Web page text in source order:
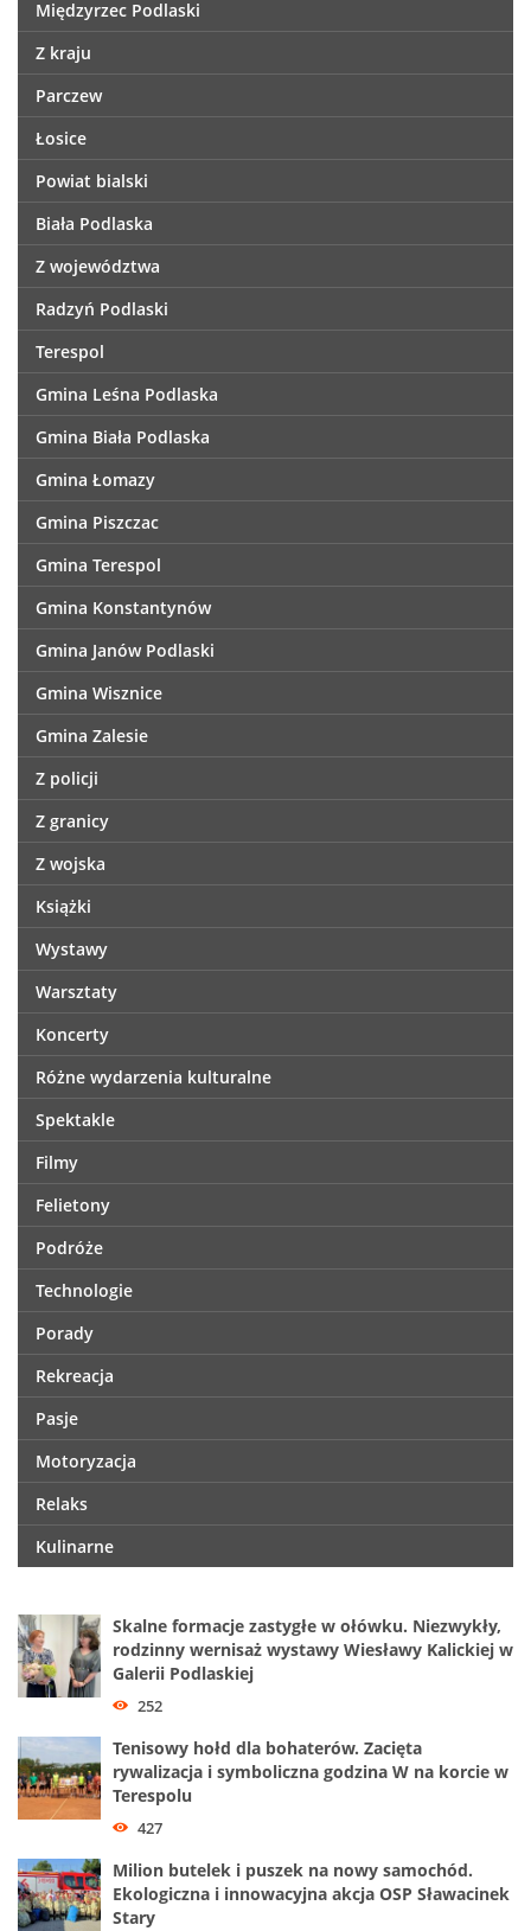
Międzyrzec Podlaski
Z kraju
Parczew
Łosice
Powiat bialski
Biała Podlaska
Z województwa
Radzyń Podlaski
Terespol
Gmina Leśna Podlaska
Gmina Biała Podlaska
Gmina Łomazy
Gmina Piszczac
Gmina Terespol
Gmina Konstantynów
Gmina Janów Podlaski
Gmina Wisznice
Gmina Zalesie
Z policji
Z granicy
Z wojska
Książki
Wystawy
Warsztaty
Koncerty
Różne wydarzenia kulturalne
Spektakle
Filmy
Felietony
Podróże
Technologie
Porady
Rekreacja
Pasje
Motoryzacja
Relaks
Kulinarne
Skalne formacje zastygłe w ołówku. Niezwykły,
rodzinny wernisaż wystawy Wiesławy Kalickiej w
Galerii Podlaskiej
252
Tenisowy hołd dla bohaterów. Zacięta
rywalizacja i symboliczna godzina W na korcie w
Terespolu
427
Milion butelek i puszek na nowy samochód.
Ekologiczna i innowacyjna akcja OSP Sławacinek
Stary